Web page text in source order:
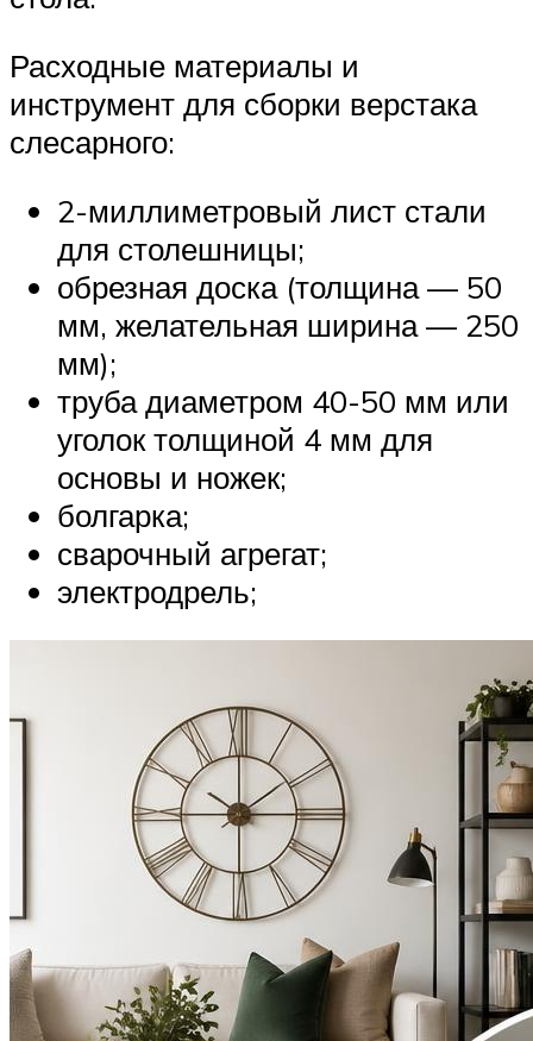
Расходные материалы и
инструмент для сборки верстака
слесарного:
2-миллиметровый лист стали
для столешницы;
обрезная доска (толщина — 50
мм, желательная ширина — 250
мм);
труба диаметром 40-50 мм или
уголок толщиной 4 мм для
основы и ножек;
болгарка;
сварочный агрегат;
электродрель;